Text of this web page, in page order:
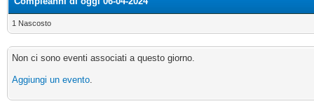
1 Nascosto
Non ci sono eventi associati a questo giorno.
Aggiungi un evento.